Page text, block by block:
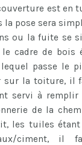
est en
la pose sera
ou la fuite se
cadre de bois
passe le
sur la toiture, il
servi à remplir
de la
les tuiles
ciment, il